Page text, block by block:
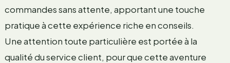
commandes sans attente, apportant une touche
pratique à cette expérience riche en conseils.
Une attention toute particulière est portée à la
qualité du service client, pour que cette aventure